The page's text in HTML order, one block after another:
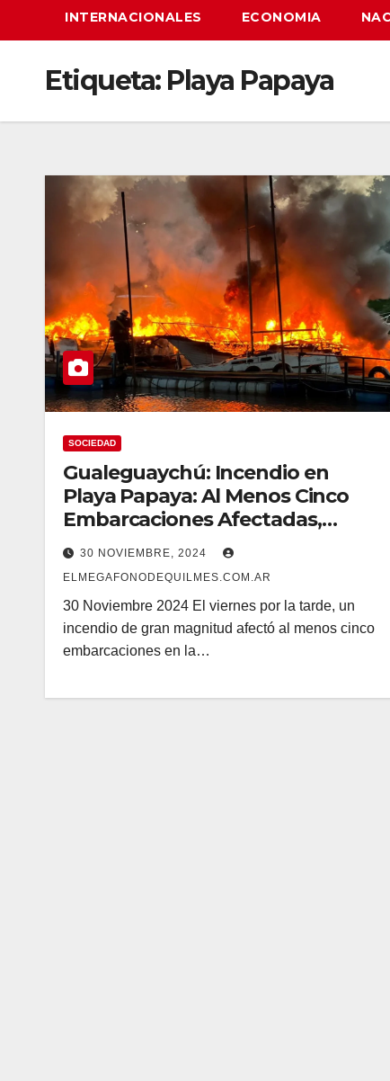
INTERNACIONALES ECONOMIA
Etiqueta: Playa Papaya
SOCIEDAD
Gualeguaychú: Incendio en
Playa Papaya: Al Menos Cinco
Embarcaciones Afectadas,
Varias Personas Asistidas
30 NOVIEMBRE, 2024
ELMEGAFONODEQUILMES.COM.AR
30 Noviembre 2024 El viernes por la tarde, un
incendio de gran magnitud afectó al menos cinco
embarcaciones en la…